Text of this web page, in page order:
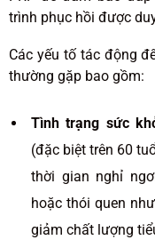
trình phục hồi được
Các yếu tố tác động
thường gặp bao gồm:
Tình trạng sức
(đặc biệt trên 60
thời gian nghỉ
hoặc thói quen
giảm chất lượng